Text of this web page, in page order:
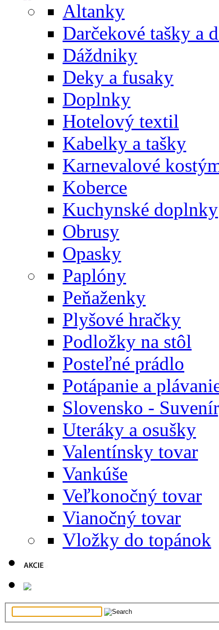
Altanky
Darčekové tašky a
Dáždniky
Deky a fusaky
Doplnky
Hotelový textil
Kabelky a tašky
Karnevalové
Koberce
Kuchynské doplnky
Obrusy
Opasky
Paplóny
Peňaženky
Plyšové hračky
Podložky na stôl
Posteľné prádlo
Potápanie a
Slovensko -
Uteráky a osušky
Valentínsky tovar
Vankúše
Veľkonočný tovar
Vianočný tovar
Vložky do topánok